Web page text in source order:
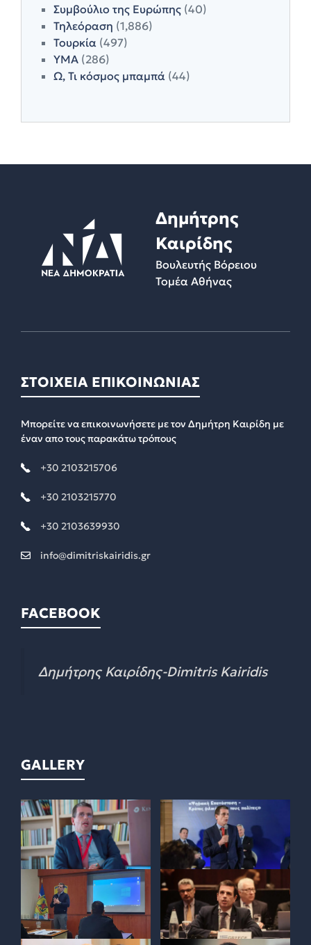
Συμβούλιο της Ευρώπης (40)
Τηλεόραση (1,886)
Τουρκία (497)
ΥΜΑ (286)
Ω, Τι κόσμος μπαμπά (44)
Δημήτρης
Καιρίδης
Βουλευτής Βόρειου
Τομέα Αθήνας
ΣΤΟΙΧΕΙΑ ΕΠΙΚΟΙΝΩΝΙΑΣ
Μπορείτε να επικοινωνήσετε με τον Δημήτρη Καιρίδη με
έναν απο τους παρακάτω τρόπους
+30 2103215706
+30 2103215770
+30 2103639930
info@dimitriskairidis.gr
FACEBOOK
Δημήτρης Καιρίδης-Dimitris Kairidis
GALLERY